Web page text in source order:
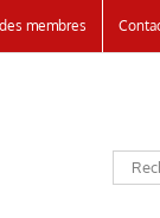
membres